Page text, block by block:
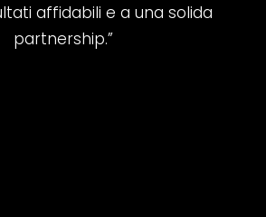
affidabili e a una solida
partnership.”